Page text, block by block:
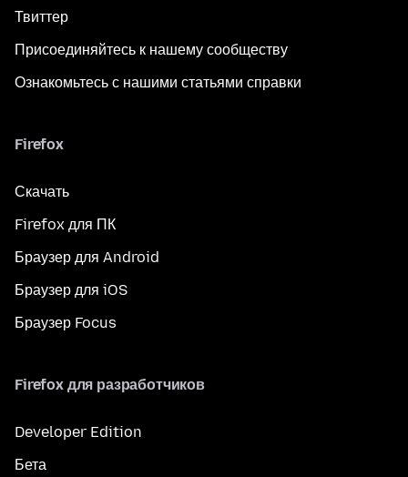
Твиттер
Присоединяйтесь к нашему сообществу
Ознакомьтесь с нашими статьями справки
Firefox
Скачать
Firefox для ПК
Браузер для Android
Браузер для iOS
Браузер Focus
Firefox для разработчиков
Developer Edition
Бета